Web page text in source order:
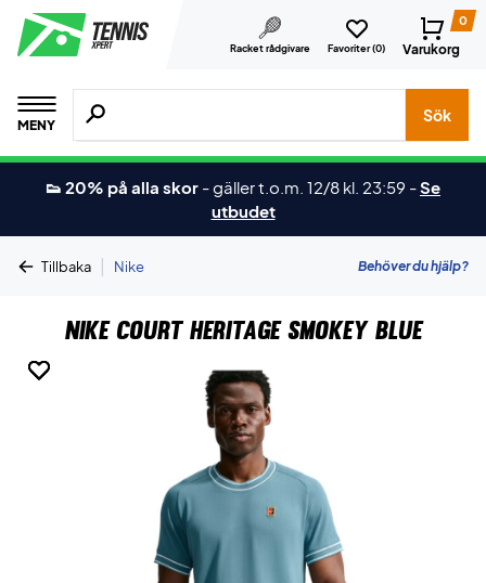
Racket rådgivare Favoriter (0)
0
Varukorg
MENY
Sök efter produkter, märken osv.
Sök
👟 20% på alla skor -gäller t.o.m. 12/8 kl. 23:59 -Se
utbudet
Tillbaka | Nike Behöver du hjälp?
Nike Court Heritage Smokey Blue